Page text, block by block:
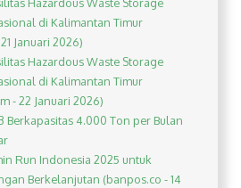
Hazardous Waste Storage
di Kalimantan Timur
Januari 2026)
Hazardous Waste Storage
di Kalimantan Timur
- 22 Januari 2026)
Berkapasitas 4.000 Ton per Bulan
Run Indonesia 2025 untuk
Berkelanjutan (banpos.co - 14